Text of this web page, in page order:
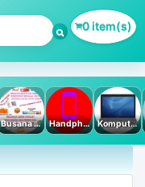
0 item(s)
Busana Muslim Handphone & Tablet Komputer PC & Laptop